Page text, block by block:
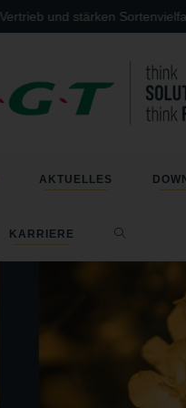
und stärken
AKTUELLES
KARRIERE